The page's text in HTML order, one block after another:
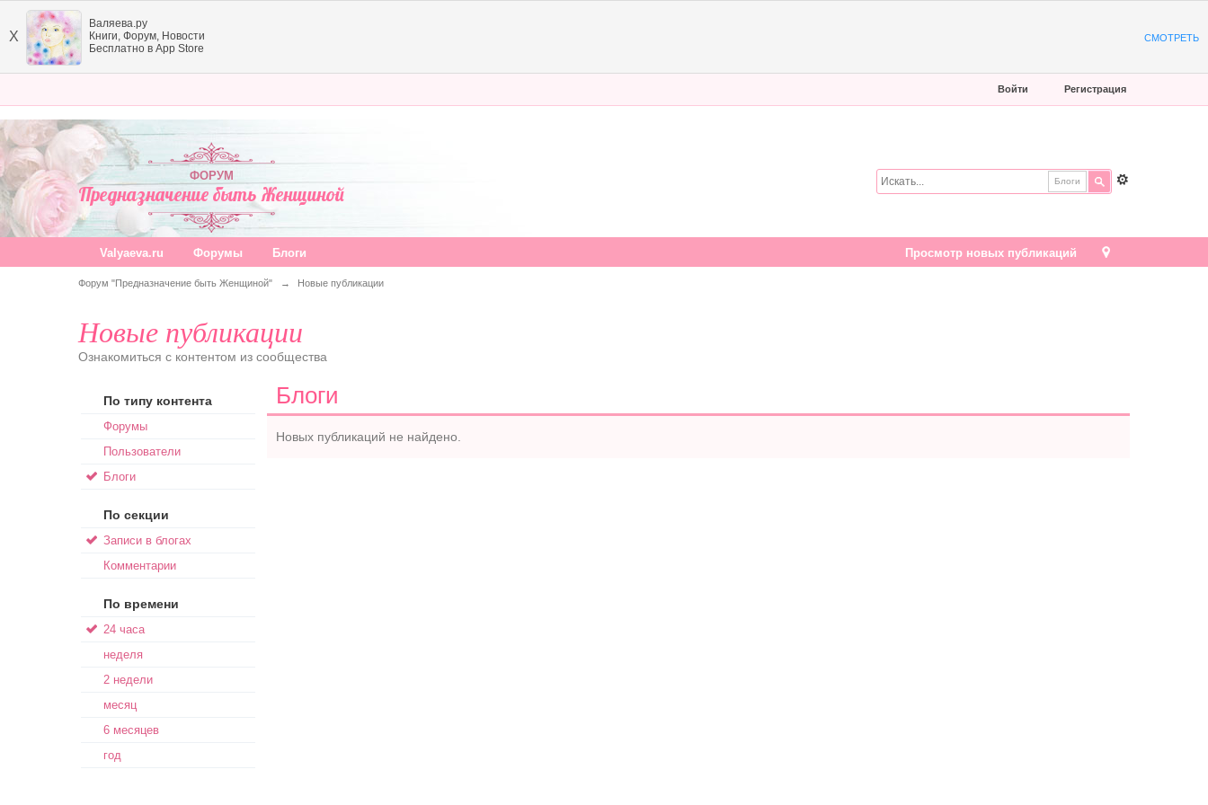
X
Валяева.ру
Книги, Форум, Новости
Бесплатно в App Store
СМОТРЕТЬ
Войти Регистрация
ФОРУМ
Предназначение быть Женщиной
Блоги
Просмотр новых публикаций
Valyaeva.ru Форумы Блоги
Форум "Предназначение быть Женщиной" → Новые публикации
Новые публикации
Ознакомиться с контентом из сообщества
По типу контента
Форумы
Пользователи
Блоги
По секции
Записи в блогах
Комментарии
По времени
24 часа
неделя
2 недели
месяц
6 месяцев
год
Блоги
Новых публикаций не найдено.